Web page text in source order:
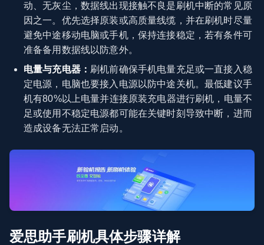
动、无灰尘，数据线出现接触不良是刷机中断的常见原
因之一。优先选择原装或高质量线缆，并在刷机时尽量
避免中途移动电脑或手机，保持连接稳定，若有条件可
准备备用数据线以防意外。
电量与充电器： 刷机前确保手机电量充足或一直接入稳
定电源，电脑也要接入电源以防中途关机。最低建议手
机有80%以上电量并连接原装充电器进行刷机，电量不
足或使用不稳定电源都可能在关键时刻导致中断，进而
造成设备无法正常启动。
爱思助手刷机具体步骤详解